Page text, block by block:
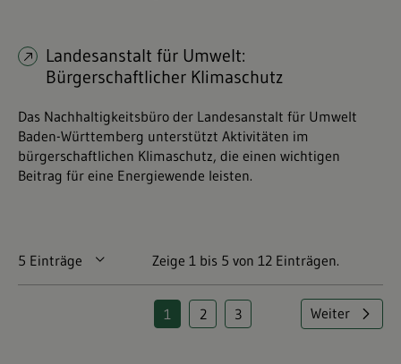
Landesanstalt für Umwelt:
Bürgerschaftlicher Klimaschutz
Das Nachhaltigkeitsbüro der Landesanstalt für Umwelt
Baden-Württemberg unterstützt Aktivitäten im
bürgerschaftlichen Klimaschutz, die einen wichtigen
Beitrag für eine Energiewende leisten.
5 Einträge Pro Seite Zeige 1 bis 5 von 12 Einträgen.
Seite
1 Seite
2 Seite
3 Weiter